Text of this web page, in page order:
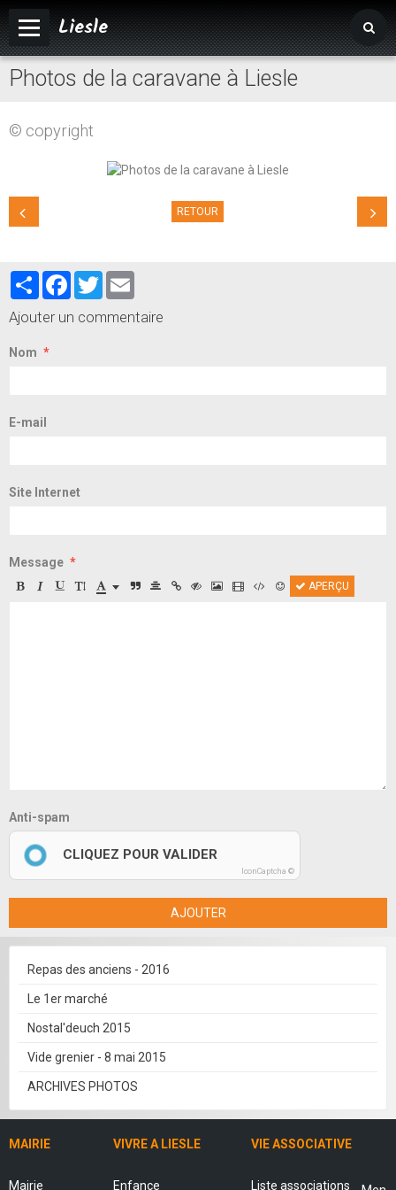
Liesle
Accueil
Vivre à Liesle
Tourisme
Photos de la caravane à Liesle
© copyright
RETOUR
PartagerFacebook
Twitter
Ajouter un commentaire
Nom
E-mail
Site Internet
Message
APERÇU
Anti-spam
CLIQUEZ POUR VALIDER
IconCaptcha ©
AJOUTER
Repas des anciens - 2016
Le 1er marché
Nostal'deuch 2015
Vide grenier - 8 mai 2015
ARCHIVES PHOTOS
MAIRIE VIVRE A LIESLE VIE ASSOCIATIVE
Mairie Enfance Liste associations